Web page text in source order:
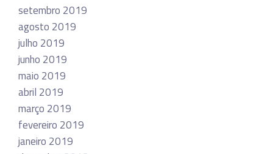
setembro 2019
agosto 2019
julho 2019
junho 2019
maio 2019
abril 2019
março 2019
fevereiro 2019
janeiro 2019